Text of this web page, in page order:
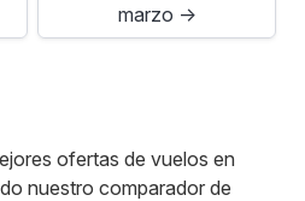
marzo →
ofertas de vuelos en
nuestro comparador de